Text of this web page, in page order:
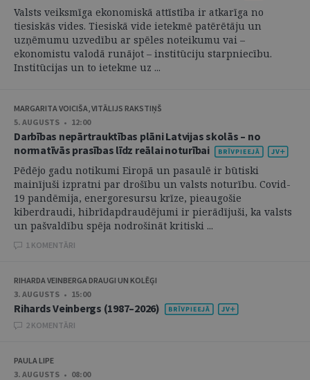
Valsts veiksmīga ekonomiskā attīstība ir atkarīga no
tiesiskās vides. Tiesiskā vide ietekmē patērētāju un
uzņēmumu uzvedību ar spēles noteikumu vai –
ekonomistu valodā runājot – institūciju starpniecību.
Institūcijas un to ietekme uz ...
MARGARITA VOICIŠA, VITĀLIJS RAKSTIŅŠ
5. AUGUSTS • 12:00
Darbības nepārtrauktības plāni Latvijas skolās – no
normatīvās prasības līdz reālai noturībai
Pēdējo gadu notikumi Eiropā un pasaulē ir būtiski
mainījuši izpratni par drošību un valsts noturību. Covid-
19 pandēmija, energoresursu krīze, pieaugošie
kiberdraudi, hibrīdapdraudējumi ir pierādījuši, ka valsts
un pašvaldību spēja nodrošināt kritiski ...
1 KOMENTĀRI
RIHARDA VEINBERGA DRAUGI UN KOLĒĢI
3. AUGUSTS • 15:00
Rihards Veinbergs (1987–2026)
2 KOMENTĀRI
PAULA LIPE
3. AUGUSTS • 08:00